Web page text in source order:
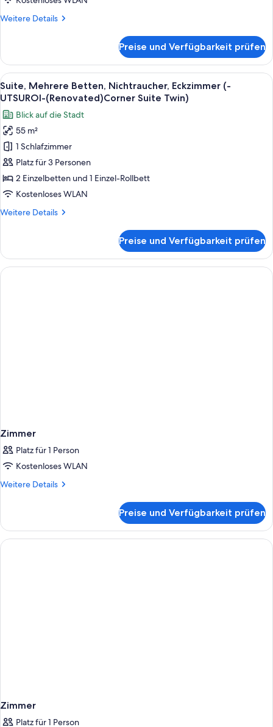
Weitere Details
Weitere
Zimmer,
1 King-
Bett,
Nichtraucher
(UTSUROI,28sqm)
Preise und Verfügbarkeit prüfen
Alle
Fotos
für
Suite,
Mehrere
Betten,
Nichtraucher,
Eckzimmer
(-
(Renovated)Corner
anzeigen
Ein modernes Wohnzimmer mit
6
Suite, Mehrere Betten, Nichtraucher, Eckzimmer (-
UTSUROI-(Renovated)Corner Suite Twin)
Blick auf die Stadt
55 m²
1 Schlafzimmer
Platz für 3 Personen
2 Einzelbetten und 1 Einzel-Rollbett
Kostenloses WLAN
Weitere Details
Weitere
Mehrere
Betten,
Nichtraucher,
Preise und Verfügbarkeit prüfen
Zimmer
Platz für 1 Person
Kostenloses WLAN
Weitere Details
Weitere
Preise und Verfügbarkeit prüfen
Zimmer
Platz für 1 Person